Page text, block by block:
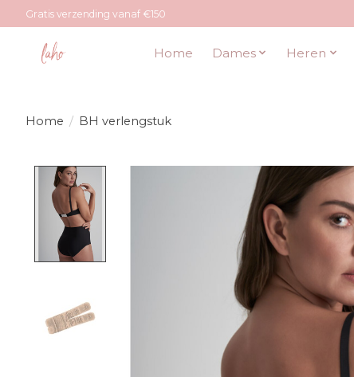
Gratis verzending vanaf €150
Home Dames Heren
Home / BH verlengstuk
Product image slideshow Items